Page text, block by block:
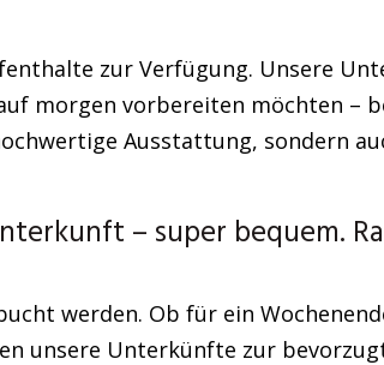
zur Verfügung. Unsere
morgen vorbereiten möchten –
Ausstattung, sondern
– super bequem.
werden. Ob für ein
unsere Unterkünfte zur